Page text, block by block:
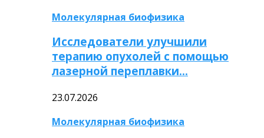
Молекулярная биофизика
Исследователи улучшили
терапию опухолей с помощью
лазерной переплавки…
23.07.2026
Молекулярная биофизика